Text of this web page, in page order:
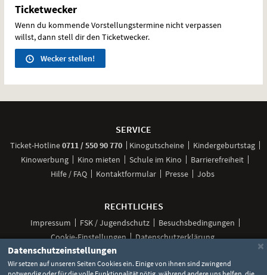
Ticketwecker
Wenn du kommende Vorstellungstermine nicht verpassen
willst, dann stell dir den Ticketwecker.
Wecker stellen!
SERVICE
Ticket-Hotline0711 / 550 90 770anrufen
Kinogutscheine
Kindergeburtstag
Kinowerbung
Kino mieten Schule im Kino
Barrierefreiheit
Hilfe / FAQ
Kontaktformular Presse Jobs
RECHTLICHES
Impressum FSK / Jugendschutz
Besuchsbedingungen
Cookie-Einstellungen
Datenschutzerklärung
×
Datenschutzeinstellungen
Wir setzen auf unseren Seiten Cookies ein. Einige von ihnen sind zwingend